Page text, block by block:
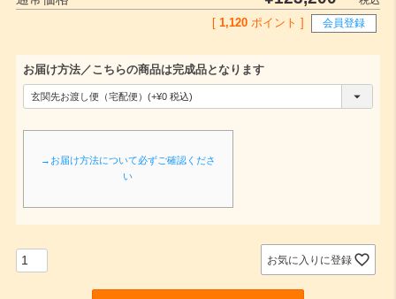
[ 1,120 ポイント ] 会員登録
お届け方法／こちらの商品は完成品となります
→お届け方法について必ずご確認くださ
い
お気に入りに登録